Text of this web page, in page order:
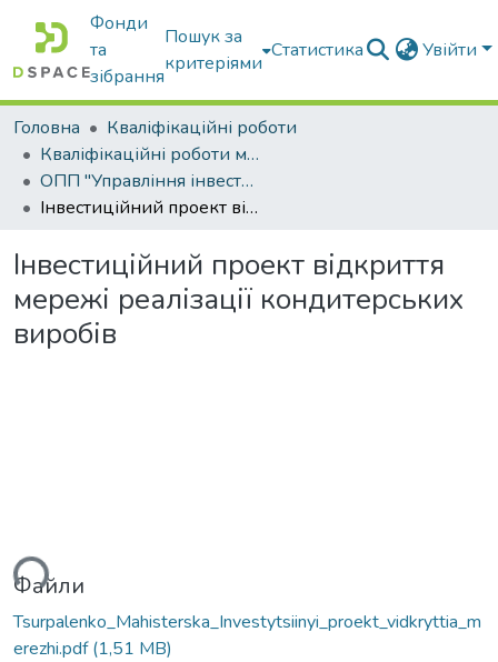
Фонди
та
зібрання
Пошук за
критеріями
Статистика Увійти
Головна
Кваліфікаційні роботи
Кваліфікаційні роботи магістрів
ОПП "Управління інвестиційною діяльністю та міжнародними проектами"
Інвестиційний проект відкриття мережі реалізації кондитерських виробів
Інвестиційний проект відкриття
мережі реалізації кондитерських
виробів
Файли
Tsurpalenko_Mahisterska_Investytsiinyi_proekt_vidkryttia_m
erezhi.pdf(1,51 MB)